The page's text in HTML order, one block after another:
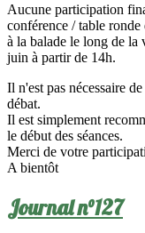
Aucune participation
conférence / table
à la balade le long de la
juin à partir de 14h.
Il n'est pas nécessaire
débat.
Il est simplement
le début des séances.
Merci de votre
A bientôt
Journal n°127